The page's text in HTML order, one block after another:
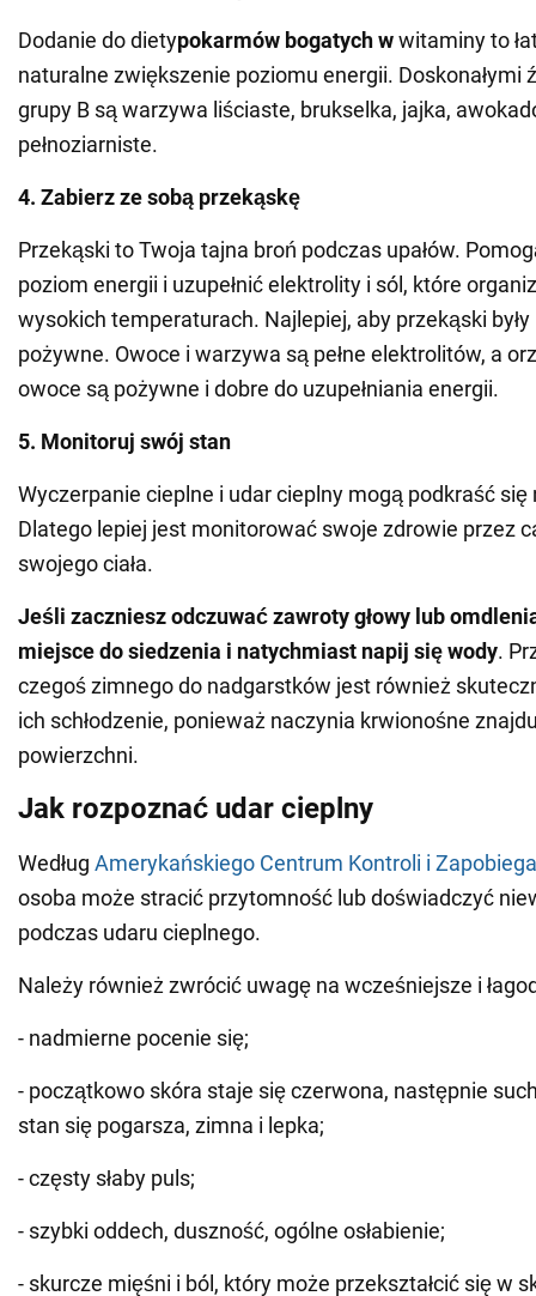
Dodanie do dietypokarmów bogatych wwitaminy to
naturalne zwiększenie poziomu energii. Doskonałymi
grupy B są warzywa liściaste, brukselka, jajka,
pełnoziarniste.
4. Zabierz ze sobą przekąskę
Przekąski to Twoja tajna broń podczas upałów.
poziom energii i uzupełnić elektrolity i sól, które
wysokich temperaturach. Najlepiej, aby przekąski były
pożywne. Owoce i warzywa są pełne elektrolitów, a
owoce są pożywne i dobre do uzupełniania energii.
5. Monitoruj swój stan
Wyczerpanie cieplne i udar cieplny mogą podkraść
Dlatego lepiej jest monitorować swoje zdrowie przez
swojego ciała.
Jeśli zaczniesz odczuwać zawroty głowy lub
miejsce do siedzenia i natychmiast napij się wody.
czegoś zimnego do nadgarstków jest również
ich schłodzenie, ponieważ naczynia krwionośne
powierzchni.
Jak rozpoznać udar cieplny
Według Amerykańskiego Centrum Kontroli i
osoba może stracić przytomność lub doświadczyć
podczas udaru cieplnego.
Należy również zwrócić uwagę na wcześniejsze i
- nadmierne pocenie się;
- początkowo skóra staje się czerwona, następnie
stan się pogarsza, zimna i lepka;
- częsty słaby puls;
- szybki oddech, duszność, ogólne osłabienie;
- skurcze mięśni i ból, który może przekształcić się w